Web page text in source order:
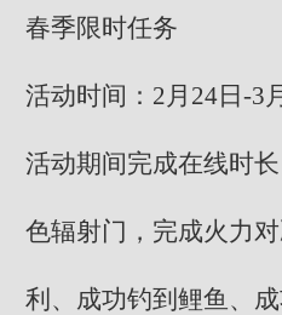
春季限时任务
活动时间：2月24日-3
活动期间完成在线时
色辐射门，完成火力
利、成功钓到鲤鱼、